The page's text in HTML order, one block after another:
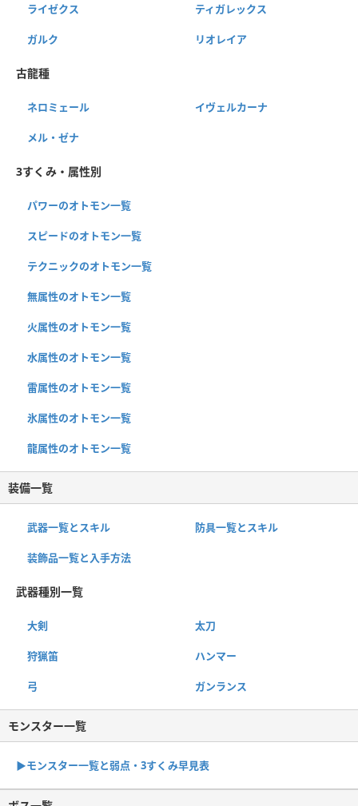
ライゼクス ティガレックス
ガルク リオレイア
古龍種
ネロミェール イヴェルカーナ
メル・ゼナ
3すくみ・属性別
パワーのオトモン一覧
スピードのオトモン一覧
テクニックのオトモン一覧
無属性のオトモン一覧
火属性のオトモン一覧
水属性のオトモン一覧
雷属性のオトモン一覧
氷属性のオトモン一覧
龍属性のオトモン一覧
装備一覧
武器一覧とスキル 防具一覧とスキル
装飾品一覧と入手方法
武器種別一覧
大剣 太刀
狩猟笛 ハンマー
弓 ガンランス
モンスター一覧
▶︎モンスター一覧と弱点・3すくみ早見表